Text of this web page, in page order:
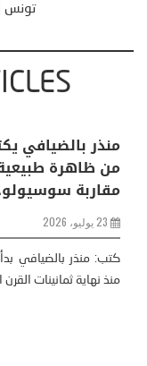
تونس
منذر بالضيافي
من ظاهرة
مقاربة
23 يوليو، 2026
كتب: منذر بالضيافي
منذ نهاية ثمانينات